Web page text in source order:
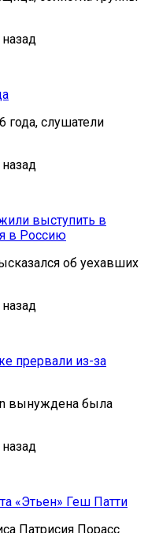
года, слушатели
выступить в
в Россию
об уехавших
прервали из-за
вынуждена была
«Этьен» Геш Патти
Патрисия Порасс